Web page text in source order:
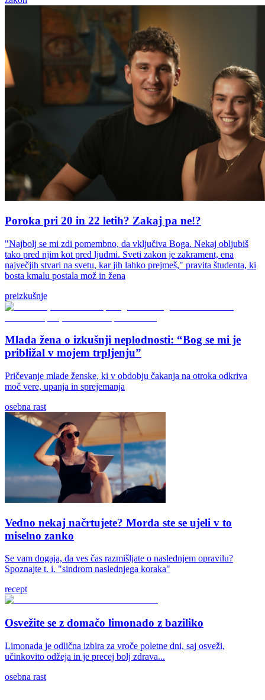
Poroka pri 20 in 22 letih? Zakaj pa ne!?
"Najbolj se mi zdi pomembno, da vključiva Boga. Nekaj obljubiš
tako pred njim kot pred ljudmi. Sveti zakon je zakrament, ena
največjih stvari na svetu, kar jih lahko prejmeš," pravita študenta, ki
bosta kmalu postala mož in žena
preizkušnje
Mlada žena o izkušnji neplodnosti: “Bog se mi je
približal v mojem trpljenju”
Pričevanje mlade ženske, ki v obdobju čakanja na otroka odkriva
moč vere, upanja in sprejemanja
osebna rast
Vedno nekaj načrtujete? Morda ste se ujeli v to
miselno zanko
Se vam dogaja, da ves čas razmišljate o naslednjem opravilu?
Spoznajte t. i. "sindrom naslednjega koraka"
recept
Osvežite se z domačo limonado z baziliko
Limonada je odlična izbira za vroče poletne dni, saj osveži,
učinkovito odžeja in je precej bolj zdrava...
osebna rast